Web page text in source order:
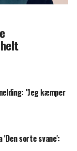
"Jeg kæmper
sorte svane':